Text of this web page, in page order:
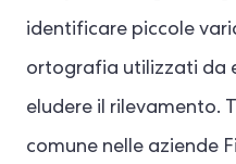
identificare piccole
ortografia utilizzati da
eludere il rilevamento.
comune nelle aziende